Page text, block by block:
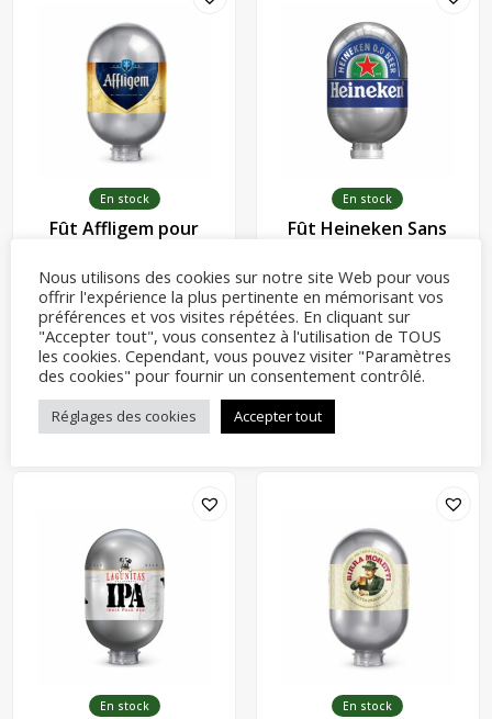
En stock
Fût Affligem pour
Fût de bière Blade
75,00€
En stock
Fût Heineken Sans
Blade
Fût de bière Blade
75,00 €
En stock En stock
Nous utilisons des cookies sur notre site Web pour vous
offrir l'expérience la plus pertinente en mémorisant vos
préférences et vos visites répétées. En cliquant sur
"Accepter tout", vous consentez à l'utilisation de TOUS
les cookies. Cependant, vous pouvez visiter "Paramètres
des cookies" pour fournir un consentement contrôlé.
Réglages des cookies Accepter tout